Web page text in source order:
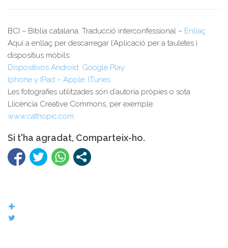
BCI – Bíblia catalana. Traducció interconfessional – Enllaç
Aquí a enllaç per descarregar l’Aplicació per a tauletes i
dispositius mòbils:
Dispositivos Android: Google Play
Iphone y IPad – Apple: ITunes
Les fotografies utilitzades són d’autoria pròpies o sota
Llicència Creative Commons, per exemple:
www.cathopic.com
Si t'ha agradat, Comparteix-ho.